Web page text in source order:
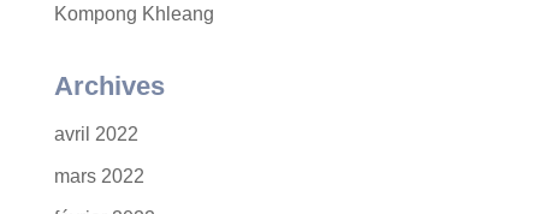
Kompong Khleang
Archives
avril 2022
mars 2022